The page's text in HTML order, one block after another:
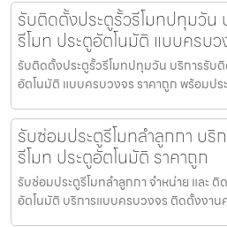
รับติดตั้งประตูรั้วรีโมทปทุมวัน
รีโมท ประตูอัตโนมัติ แบบครบว
รับติดตั้งประตูรั้วรีโมทปทุมวัน บริการรับ
อัตโนมัติ แบบครบวงจร ราคาถูก พร้อมปร
รับซ่อมประตูรีโมทลำลูกกา บริ
รีโมท ประตูอัตโนมัติ ราคาถูก
รับซ่อมประตูรีโมทลำลูกกา จำหน่าย และ ติ
อัตโนมัติ บริการแบบครบวงจร ติดตั้งงาน